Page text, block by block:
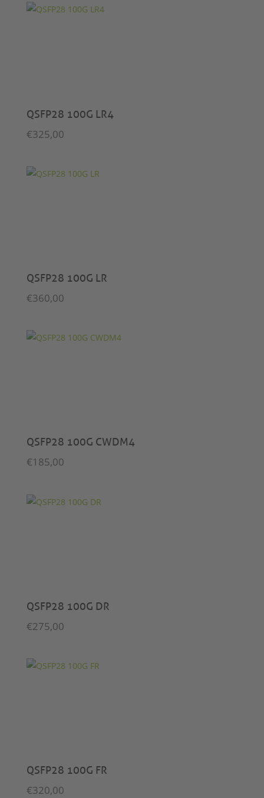
QSFP28 100G LR4
€325,00
QSFP28 100G LR
€360,00
QSFP28 100G CWDM4
€185,00
QSFP28 100G DR
€275,00
QSFP28 100G FR
€320,00